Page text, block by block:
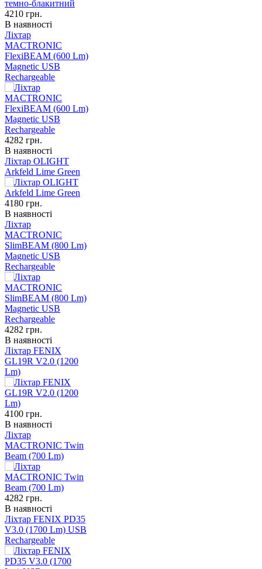
4210 грн.
В наявності
Ліхтар
MACTRONIC
FlexiBEAM (600 Lm)
Magnetic USB
Rechargeable
4282 грн.
В наявності
Ліхтар OLIGHT
Arkfeld Lime Green
4180 грн.
В наявності
Ліхтар
MACTRONIC
SlimBEAM (800 Lm)
Magnetic USB
Rechargeable
4282 грн.
В наявності
Ліхтар FENIX
GL19R V2.0 (1200
Lm)
4100 грн.
В наявності
Ліхтар
MACTRONIC Twin
Beam (700 Lm)
4282 грн.
В наявності
Ліхтар FENIX PD35
V3.0 (1700 Lm) USB
Rechargeable